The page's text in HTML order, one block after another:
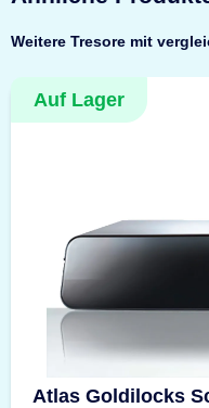
Weitere Tresore mit
Auf Lager
Atlas Goldilocks